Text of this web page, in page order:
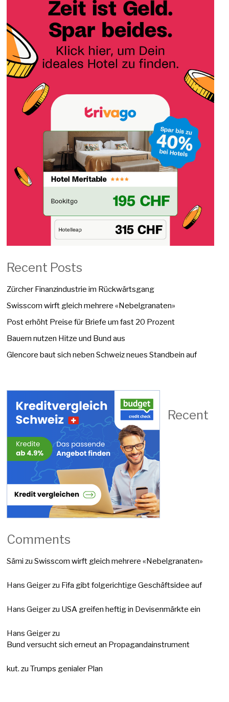
Recent Posts
Zürcher Finanzindustrie im Rückwärtsgang
Swisscom wirft gleich mehrere «Nebelgranaten»
Post erhöht Preise für Briefe um fast 20 Prozent
Bauern nutzen Hitze und Bund aus
Glencore baut sich neben Schweiz neues Standbein auf
Recent
Comments
Sämi zuSwisscom wirft gleich mehrere «Nebelgranaten»
Hans Geigerzu Fifa gibt folgerichtige Geschäftsidee auf
Hans Geigerzu USA greifen heftig in Devisenmärkte ein
Hans Geigerzu
Bund versucht sich erneut an Propagandainstrument
kut. zuTrumps genialer Plan